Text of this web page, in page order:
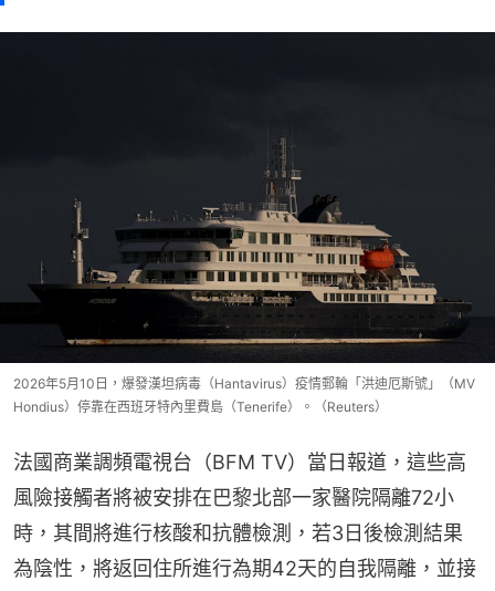
2026年5月10日，爆發漢坦病毒（Hantavirus）疫情郵輪「洪迪厄斯號」（MV
Hondius）停靠在西班牙特內里費島（Tenerife）。（Reuters）
法國商業調頻電視台（BFM TV）當日報道，這些高
風險接觸者將被安排在巴黎北部一家醫院隔離72小
時，其間將進行核酸和抗體檢測，若3日後檢測結果
為陰性，將返回住所進行為期42天的自我隔離，並接